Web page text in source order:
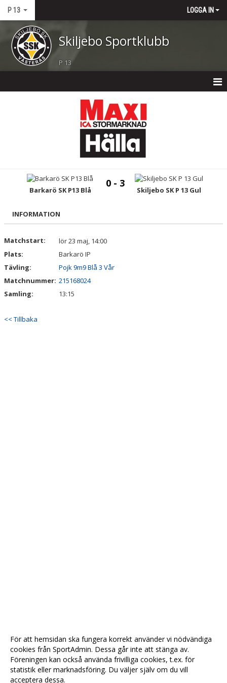
P 13 LOGGA IN
Skiljebo Sportklubb
P 13
TRUPPEN
BILDGALLERI
Barkarö SK P13 Blå
0 - 3
Skiljebo SK P 13 Gul
INFORMATION
Matchstart:
lör 23 maj, 14:00
Plats:
Barkarö IP
Tävling:
Pojk 9m9 Blå 3 Vår
Matchnummer: 215168024
Samling:
13:15
<< Tillbaka
För att hemsidan ska fungera korrekt använder vi nödvändiga
cookies från SportAdmin. Dessa går inte att stänga av.
Föreningen kan också använda frivilliga cookies, t.ex. för
statistik eller marknadsföring. Du väljer själv om du vill
acceptera dessa.